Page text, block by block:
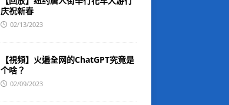
庆祝新春
02/13/2023
【視頻】火遍全网的ChatGPT究竟是
个啥？
02/09/2023